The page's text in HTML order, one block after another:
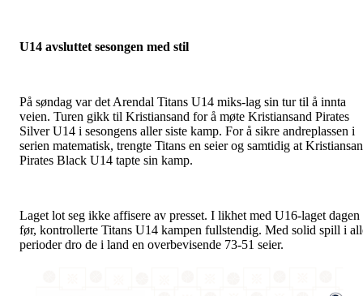
U14 avsluttet sesongen med stil
På søndag var det Arendal Titans U14 miks-lag sin tur til å innta
veien. Turen gikk til Kristiansand for å møte Kristiansand Pirates
Silver U14 i sesongens aller siste kamp. For å sikre andreplassen i
serien matematisk, trengte Titans en seier og samtidig at
Pirates Black U14 tapte sin kamp.
Laget lot seg ikke affisere av presset. I likhet med U16-laget dagen
før, kontrollerte Titans U14 kampen fullstendig. Med solid spill i
perioder dro de i land en overbevisende 73-51 seier.